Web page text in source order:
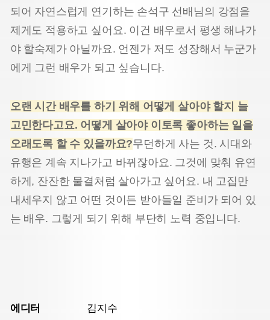
되어 자연스럽게 연기하는 손석구 선배님의 강점을
제게도 적용하고 싶어요. 이건 배우로서 평생 해나가
야 할숙제가 아닐까요. 언젠가 저도 성장해서 누군가
에게 그런 배우가 되고 싶습니다.
오랜 시간 배우를 하기 위해 어떻게 살아야 할지 늘
고민한다고요. 어떻게 살아야 이토록 좋아하는 일을
오래도록 할 수 있을까요?무던하게 사는 것. 시대와
유행은 계속 지나가고 바뀌잖아요. 그것에 맞춰 유연
하게, 잔잔한 물결처럼 살아가고 싶어요. 내 고집만
내세우지 않고 어떤 것이든 받아들일 준비가 되어 있
는 배우. 그렇게 되기 위해 부단히 노력 중입니다.
에디터
김지수